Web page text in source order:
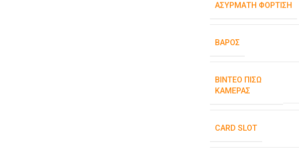
ΑΣΎΡΜΑΤΗ ΦΌΡΤΙΣΗ
ΒΆΡΟΣ
ΒΊΝΤΕΟ ΠΊΣΩ
ΚΆΜΕΡΑΣ
CARD SLOT